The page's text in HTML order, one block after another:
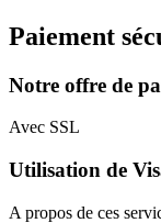
Paiement
Notre offre de
Avec SSL
Utilisation de
A propos de ces